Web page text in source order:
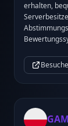
erhalten,